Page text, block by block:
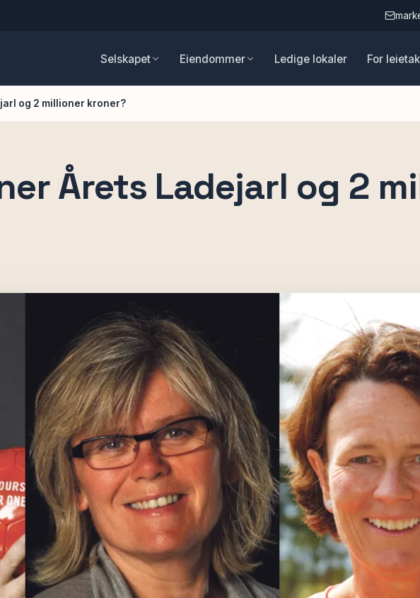
Selskapet Eiendommer Ledige lokaler For
og 2 millioner kroner?
Årets Ladejarl og 2